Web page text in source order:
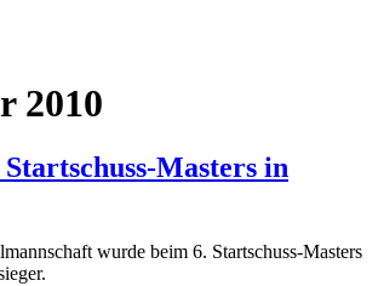
2010
Masters in
wurde beim 6. Startschuss-Masters